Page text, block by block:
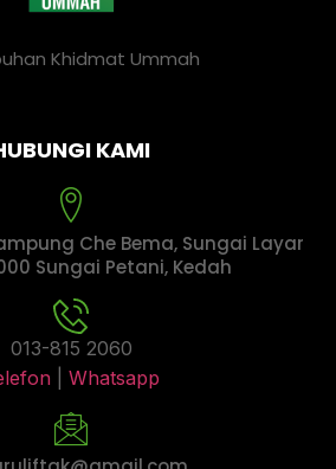
Khidmat Ummah
KAMI
Che Bema, Sungai Layar
Sungai Petani, Kedah
013-815 2060
Whatsapp